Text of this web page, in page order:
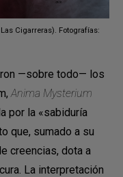
Cigarreras). Fotografías:
—sobre todo— los
Anima Mysterium
por la «sabiduría
que, sumado a su
creencias, dota a
La interpretación